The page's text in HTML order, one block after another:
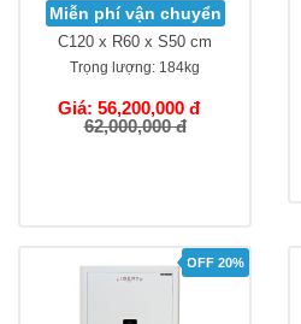
Miễn phí vận chuyển
C120 x R60 x S50 cm
Trọng lượng: 184kg
Giá: 56,200,000 đ
62,000,000 đ
OFF 20%